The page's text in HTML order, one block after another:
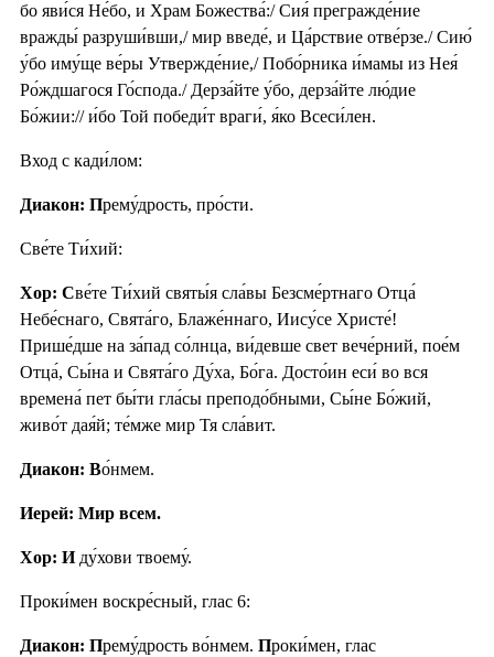
бо яви́ся Не́бо, и Храм Божества́:/ Сия́ прегражде́ние
вражды́ разруши́вши,/ мир введе́, и Ца́рствие отве́рзе./ Сию́
у́бо иму́ще ве́ры Утвержде́ние,/ Побо́рника и́мамы из Нея́
Ро́ждшагося Го́спода./ Дерза́йте у́бо, дерза́йте лю́дие
Бо́жии:// и́бо Той победи́т враги́, я́ко Всеси́лен.
Вход с кади́лом:
Диакон: Прему́дрость, про́сти.
Све́те Ти́хий:
Хор: Све́те Ти́хий святы́я сла́вы Безсме́ртнаго Отца́
Небе́снаго, Свята́го, Блаже́ннаго, Иису́се Христе́!
Прише́дше на за́пад со́лнца, ви́девше свет вече́рний, пое́м
Отца́, Сы́на и Свята́го Ду́ха, Бо́га. Досто́ин еси́ во вся
времена́ пет бы́ти гла́сы преподо́бными, Сы́не Бо́жий,
живо́т дая́й; те́мже мир Тя сла́вит.
Диакон: Во́нмем.
Иерей: Мир всем.
Хор: Иду́хови твоему́.
Проки́мен воскре́сный, глас 6:
Диакон: Прему́дрость во́нмем. Проки́мен, глас